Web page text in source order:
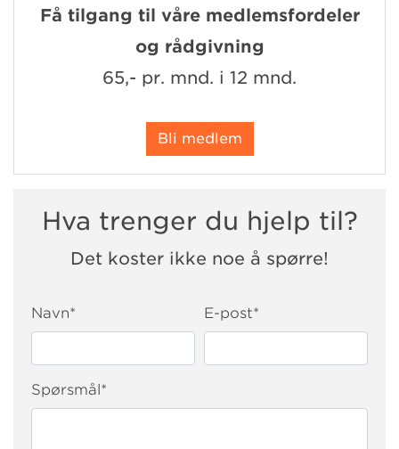
Få tilgang til våre medlemsfordeler
og rådgivning
65,- pr. mnd. i 12 mnd.
Bli medlem
Hva trenger du hjelp til?
Det koster ikke noe å spørre!
Navn* E-post*
Spørsmål*